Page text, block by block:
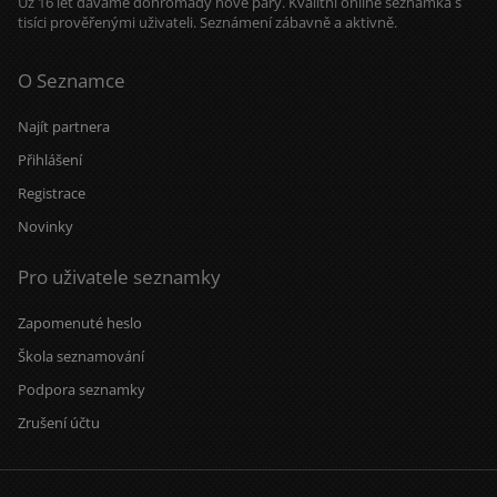
ozveš....
tisíci prověřenými uživateli. Seznámení zábavně a aktivně.
O Seznamce
Najít partnera
Přihlášení
Registrace
Novinky
Pro uživatele seznamky
Zapomenuté heslo
Škola seznamování
Podpora seznamky
Zrušení účtu